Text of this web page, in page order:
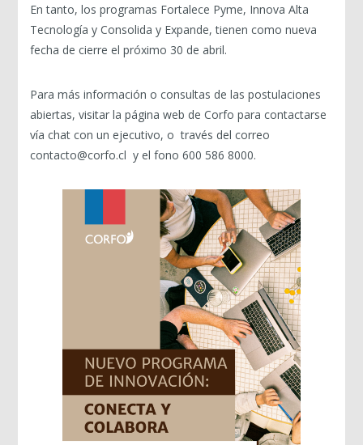
En tanto, los programas Fortalece Pyme, Innova Alta
Tecnología y Consolida y Expande, tienen como nueva
fecha de cierre el próximo 30 de abril.
Para más información o consultas de las postulaciones
abiertas, visitar la página web de Corfo para contactarse
vía chat con un ejecutivo, o través del correo
contacto@corfo.cl y el fono 600 586 8000.